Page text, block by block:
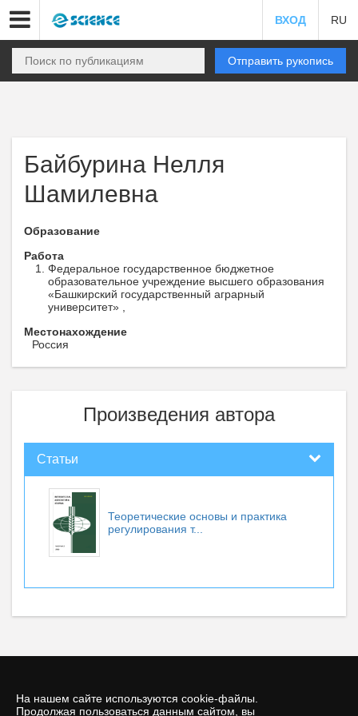
На нашем сайте используются cookie-файлы.
Продолжая пользоваться данным сайтом, вы
ВХОД RU
Отправить рукопись
Байбурина Нелля
Шамилевна
Образование
Работа
Федеральное государственное бюджетное
образовательное учреждение высшего образования
«Башкирский государственный аграрный
университет» ,
Местонахождение
Россия
Произведения автора
Статьи
Теоретические основы и практика
регулирования т...